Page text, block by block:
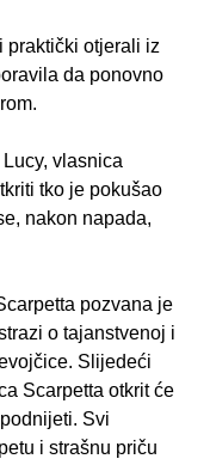
praktički otjerali iz
da ponovno
vlasnica
tko je pokušao
nakon napada,
pozvana je
o tajanstvenoj i
Slijedeći
Scarpetta otkrit će
Svi
i strašnu priču